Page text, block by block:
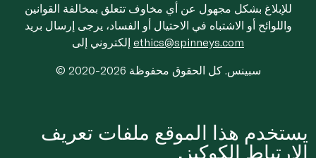
للإبلاغ بشكل مجهول عن أي مخاوف تتعلق بمخالفة القوانين
واللوائح أو الاشتباه في الاحتيال أو الفساد، يرجى إرسال بريد
ethics@spinneys.com
© 2020-2026 سبينس. كل الحقوق محفوظة
يستخدم هذا الموقع ملفات تعريف
الارتباط الكوكيز.